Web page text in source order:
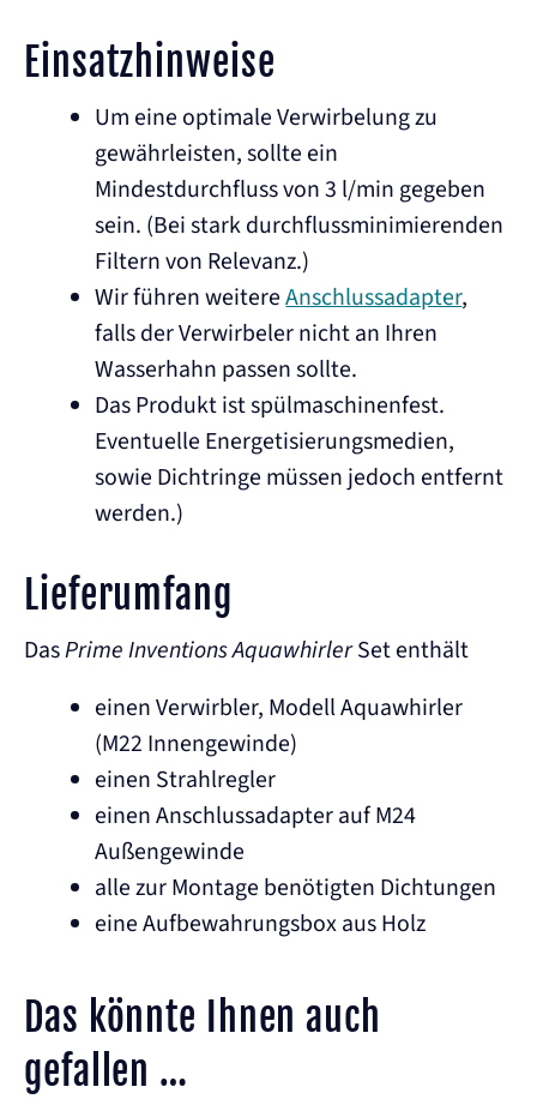
Einsatzhinweise
Um eine optimale Verwirbelung zu
gewährleisten, sollte ein
Mindestdurchfluss von 3 l/min gegeben
sein. (Bei stark durchflussminimierenden
Filtern von Relevanz.)
Wir führen weitereAnschlussadapter,
falls der Verwirbeler nicht an Ihren
Wasserhahn passen sollte.
Das Produkt ist spülmaschinenfest.
Eventuelle Energetisierungsmedien,
sowie Dichtringe müssen jedoch entfernt
werden.)
Lieferumfang
DasPrime Inventions AquawhirlerSet enthält
einen Verwirbler, Modell Aquawhirler
(M22 Innengewinde)
einen Strahlregler
einen Anschlussadapter auf M24
Außengewinde
alle zur Montage benötigten Dichtungen
eine Aufbewahrungsbox aus Holz
Das könnte Ihnen auch
gefallen …